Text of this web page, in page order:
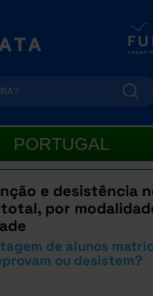
PORTUGAL
e desistência
por
de alunos
ou desistem?